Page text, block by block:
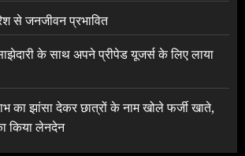
से जनजीवन प्रभावित
के साथ अपने प्रीपेड यूजर्स के लिए लाया
का झांसा देकर छात्रों के नाम खोले फर्जी खाते,
किया लेनदेन